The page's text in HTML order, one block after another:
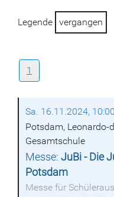
Legende vergangen
1
Sa. 16.11.2024,
Potsdam, Leonardo-
Gesamtschule
Messe:JuBi - Die
Potsdam
Messe für